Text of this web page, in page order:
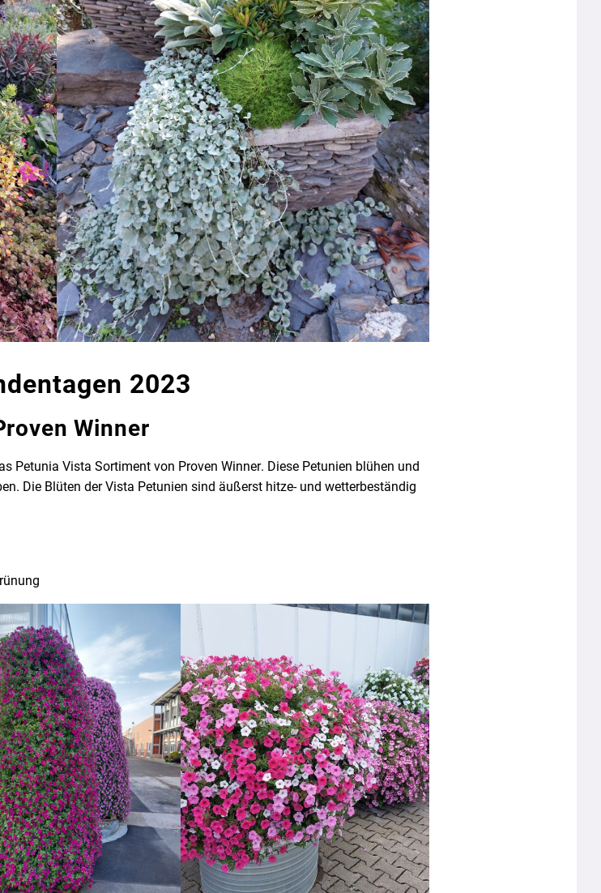
2023
Winner
Petunia Vista Sortiment von Proven Winner. Diese Petunien blühen und
Die Blüten der Vista Petunien sind äußerst hitze- und wetterbeständig